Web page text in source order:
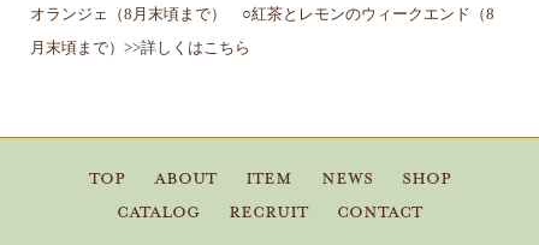
オランジェ（8月末頃まで） ○紅茶とレモンのウィークエンド（8
月末頃まで）>>詳しくはこちら
TOP ABOUT ITEM NEWS
SHOP
CATALOG
RECRUIT CONTACT